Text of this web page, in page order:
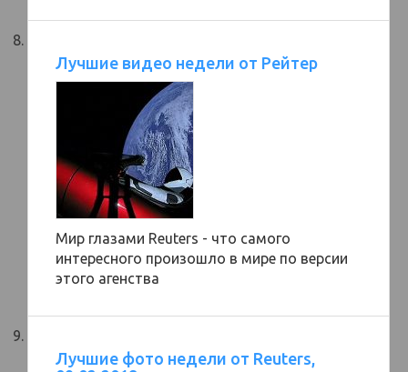
Лучшие видео недели от Рейтер
Мир глазами Reuters - что самого
интересного произошло в мире по версии
этого агенства
Лучшие фото недели от Reuters,